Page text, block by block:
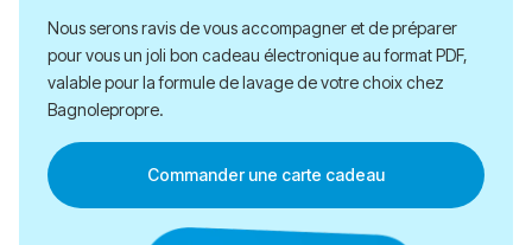
Nous serons ravis de vous accompagner et de préparer
pour vous un joli bon cadeau électronique au format PDF,
valable pour la formule de lavage de votre choix chez
Bagnolepropre.
Commander une carte cadeau